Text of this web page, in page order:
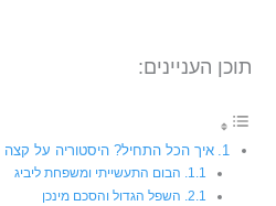
תוכן העניינים:
איך הכל התחיל? היסטוריה על
הבום התעשייתי ומשפחת ליביג
השפל הגדול והסכם מינכן